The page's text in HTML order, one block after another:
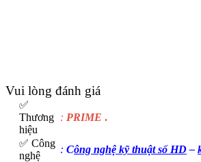
Vui lòng đánh giá
✅
Thương
hiệu
: PRIME .
✅ Công
nghệ
: Công nghệ kỹ thuật số HD–